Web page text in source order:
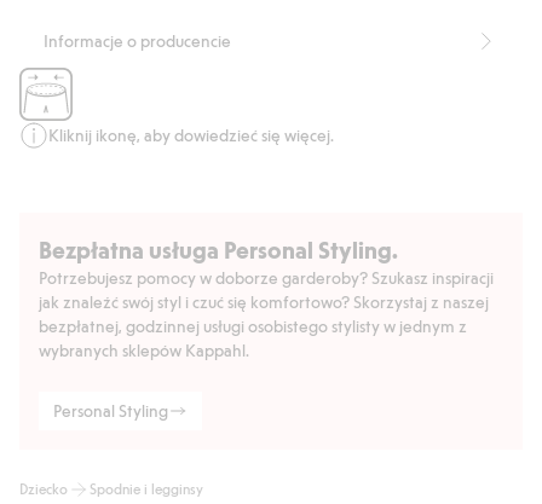
Informacje o producencie
Kliknij ikonę, aby dowiedzieć się więcej.
Bezpłatna usługa Personal Styling.
Potrzebujesz pomocy w doborze garderoby? Szukasz inspiracji
jak znaleźć swój styl i czuć się komfortowo? Skorzystaj z naszej
bezpłatnej, godzinnej usługi osobistego stylisty w jednym z
wybranych sklepów Kappahl.
Personal Styling
Dziecko Spodnie i legginsy